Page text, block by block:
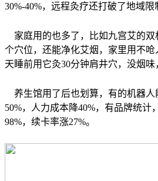
30%-40%，远程灸疗还打破了地域限
家庭用的也多了，比如九宫艾的双
个穴位，还能净化艾烟，家里用不
天睡前用它灸30分钟肩井穴，没烟
养生馆用了后也划算，有的机器人
50%，人力成本降40%，有品牌统计
98%，续卡率涨27%。